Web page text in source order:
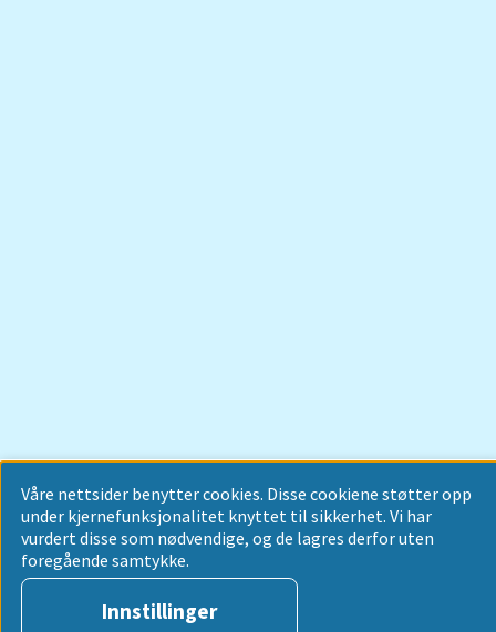
Våre nettsider benytter cookies. Disse cookiene støtter opp
under kjernefunksjonalitet knyttet til sikkerhet. Vi har
vurdert disse som nødvendige, og de lagres derfor uten
foregående samtykke.
Innstillinger